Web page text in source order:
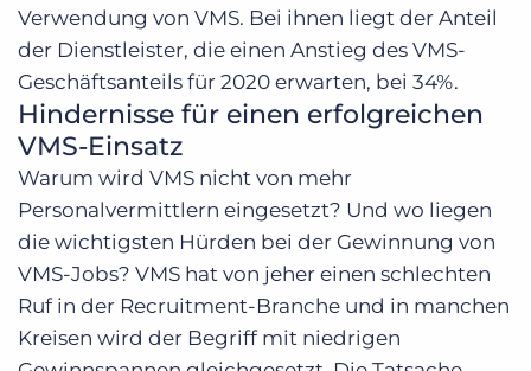
Verwendung von VMS. Bei ihnen liegt der Anteil
der Dienstleister, die einen Anstieg des VMS-
Geschäftsanteils für 2020 erwarten, bei 34%.
Hindernisse für einen erfolgreichen
VMS-Einsatz
Warum wird VMS nicht von mehr
Personalvermittlern eingesetzt? Und wo liegen
die wichtigsten Hürden bei der Gewinnung von
VMS-Jobs? VMS hat von jeher einen schlechten
Ruf in der Recruitment-Branche und in manchen
Kreisen wird der Begriff mit niedrigen